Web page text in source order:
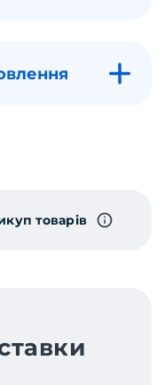
товарів